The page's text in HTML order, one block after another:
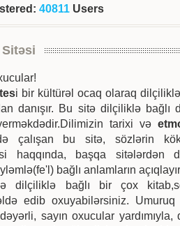
:40811 Users
i bir kültürəl ocaq olaraq dilçiliklə
danışır. Bu sitə dilçiliklə bağlı
tarixi və
çalışan bu sitə, sözlərin
haqqında, başqa sitələrdən
bağlı anlamların
dilçiliklə bağlı bir çox
edib oxuyabilərsiniz.
sayın oxucular yardımıyla,